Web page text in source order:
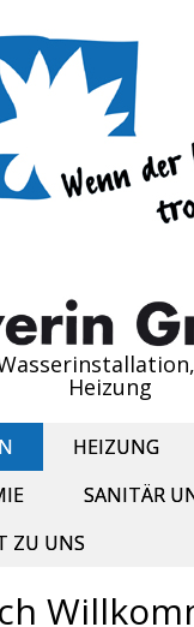
Heizung
HEIZUNG
SANITÄR
ZU UNS